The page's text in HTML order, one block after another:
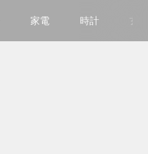
家電 時計 玄